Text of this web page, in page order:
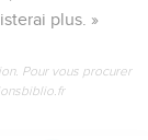
plus. »
Pour vous procurer